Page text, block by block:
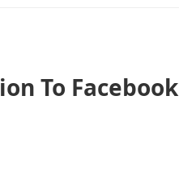
To Facebook